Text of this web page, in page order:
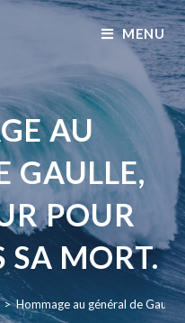
MENU
AU
GAULLE,
POUR
SA MORT.
> Hommage au général de